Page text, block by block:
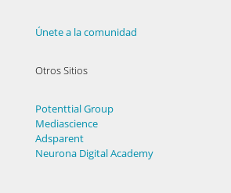
Únete a la comunidad
Otros Sitios
Potenttial Group
Mediascience
Adsparent
Neurona Digital Academy